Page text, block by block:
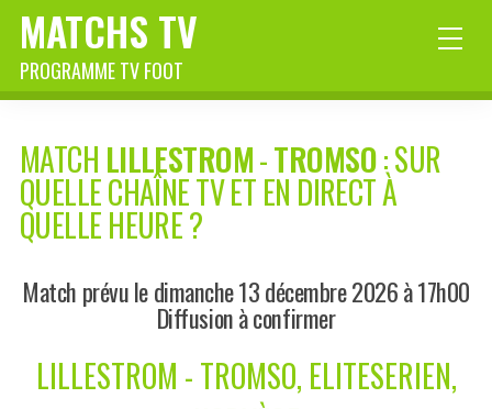
MATCHS TV
PROGRAMME TV FOOT
MATCH LILLESTROM-TROMSO: SUR
QUELLE CHAÎNE TV ET EN DIRECT À
QUELLE HEURE ?
Match prévu le dimanche 13 décembre 2026 à 17h00
Diffusion à confirmer
LILLESTROM - TROMSO, ELITESERIEN,